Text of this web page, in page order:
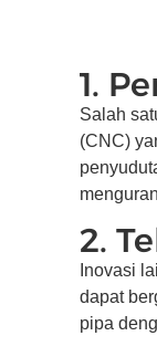
1.
Salah
(CNC)
2.
Inovasi
dapat
pipa